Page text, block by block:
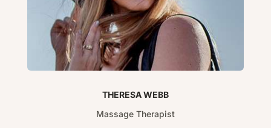
THERESA WEBB
Massage Therapist